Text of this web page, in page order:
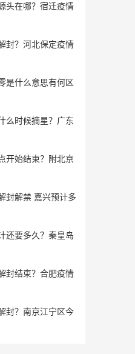
头在哪？宿迁疫情
封？河北保定疫情
是什么意思有何区
么时候摘星？广东
开始结束？附北京
封解禁 嘉兴预计多
还要多久？秦皇岛
封结束？合肥疫情
封？南京江宁区今